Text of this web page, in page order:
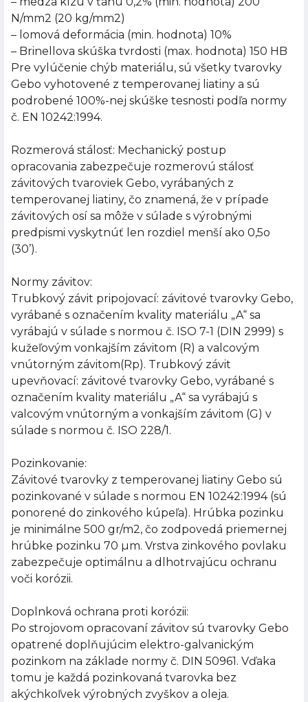
N/mm2 (20 kg/mm2)
– lomová deformácia (min. hodnota) 10%
– Brinellova skúška tvrdosti (max. hodnota) 150 HB
Pre vylúčenie chýb materiálu, sú všetky tvarovky
Gebo vyhotovené z temperovanej liatiny a sú
podrobené 100%-nej skúške tesnosti podľa normy
č. EN 10242:1994.
Rozmerová stálosť: Mechanický postup
opracovania zabezpečuje rozmerovú stálosť
závitových tvaroviek Gebo, vyrábaných z
temperovanej liatiny, čo znamená, že v prípade
závitových osí sa môže v súlade s výrobnými
predpismi vyskytnúť len rozdiel menší ako 0,5o
(30’).
Normy závitov:
Trubkový závit pripojovací: závitové tvarovky Gebo,
vyrábané s označením kvality materiálu „A“ sa
vyrábajú v súlade s normou č. ISO 7-1 (DIN 2999) s
kužeľovým vonkajším závitom (R) a valcovým
vnútorným závitom(Rp). Trubkový závit
upevňovací: závitové tvarovky Gebo, vyrábané s
označením kvality materiálu „A“ sa vyrábajú s
valcovým vnútorným a vonkajším závitom (G) v
súlade s normou č. ISO 228/1.
Pozinkovanie:
Závitové tvarovky z temperovanej liatiny Gebo sú
pozinkované v súlade s normou EN 10242:1994 (sú
ponorené do zinkového kúpeľa). Hrúbka pozinku
je minimálne 500 gr/m2, čo zodpovedá priemernej
hrúbke pozinku 70 µm. Vrstva zinkového povlaku
zabezpečuje optimálnu a dlhotrvajúcu ochranu
voči korózii.
Doplnková ochrana proti korózii:
Po strojovom opracovaní závitov sú tvarovky Gebo
opatrené doplňujúcim elektro-galvanickým
pozinkom na základe normy č. DIN 50961. Vďaka
tomu je každá pozinkovaná tvarovka bez
akýchkoľvek výrobných zvyškov a oleja.